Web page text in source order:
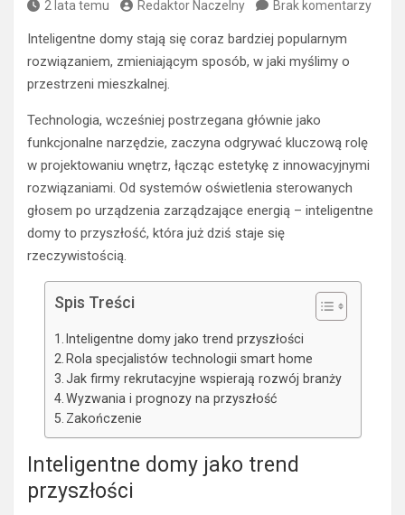
2 lata temu Redaktor Naczelny Brak komentarzy
Inteligentne domy stają się coraz bardziej popularnym
rozwiązaniem, zmieniającym sposób, w jaki myślimy o
przestrzeni mieszkalnej.
Technologia, wcześniej postrzegana głównie jako
funkcjonalne narzędzie, zaczyna odgrywać kluczową rolę
w projektowaniu wnętrz, łącząc estetykę z innowacyjnymi
rozwiązaniami. Od systemów oświetlenia sterowanych
głosem po urządzenia zarządzające energią – inteligentne
domy to przyszłość, która już dziś staje się
rzeczywistością.
Spis Treści
Inteligentne domy jako trend przyszłości
Rola specjalistów technologii smart home
Jak firmy rekrutacyjne wspierają rozwój branży
Wyzwania i prognozy na przyszłość
Zakończenie
Inteligentne domy jako trend
przyszłości